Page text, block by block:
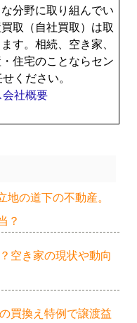
分野に取り組んでい
取（自社買取）は取
す。相続、空き家、
住宅のことならセン
ください。
社概要
地の道下の不動産。
？
空き家の現状や動向
買換え特例で譲渡益